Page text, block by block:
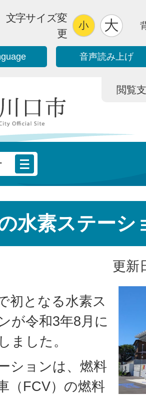
文字サイズ変
更
音声読み上げ
閲覧
水素ステーシ
更新
初となる水素ス
が令和3年8月に
ました。
ションは、燃料
（FCV）の燃料